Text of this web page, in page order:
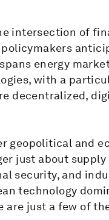
intersection of
energy
with a
decentralized,
geopolitical and
just about
security, and
technology
just a few of